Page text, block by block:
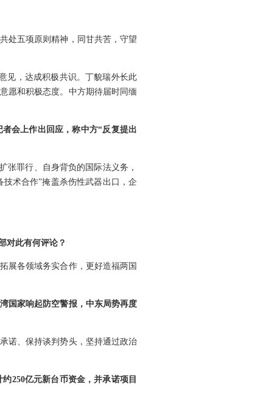
处五项原则精神，同甘共苦，守望
见，达成积极共识。丁貌瑞外长此
愿和积极态度。中方期待届时同缅
会上作出回应，称中方“反复提出
张罪行、自身背负的国际法义务，
术合作”掩盖杀伤性武器出口，企
对此有何评论？
展各领域务实合作，更好造福两国
国家响起防空警报，中东局势再度
诺、保持谈判势头，坚持通过政治
250亿元新台币资金，并承诺项目